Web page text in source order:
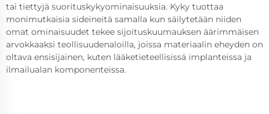
tai tiettyjä suorituskykyominaisuuksia. Kyky tuottaa
monimutkaisia sideineitä samalla kun säilytetään niiden
omat ominaisuudet tekee sijoituskuumauksen äärimmäisen
arvokkaaksi teollisuudenaloilla, joissa materiaalin eheyden on
oltava ensisijainen, kuten lääketieteellisissä implanteissa ja
ilmailualan komponenteissa.